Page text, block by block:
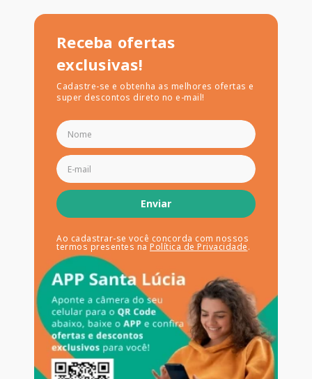
Receba ofertas
exclusivas!
Cadastre-se e obtenha as melhores ofertas e
super descontos direto no e-mail!
Enviar
Ao cadastrar-se você concorda com nossos
termos presentes na Política de Privacidade.